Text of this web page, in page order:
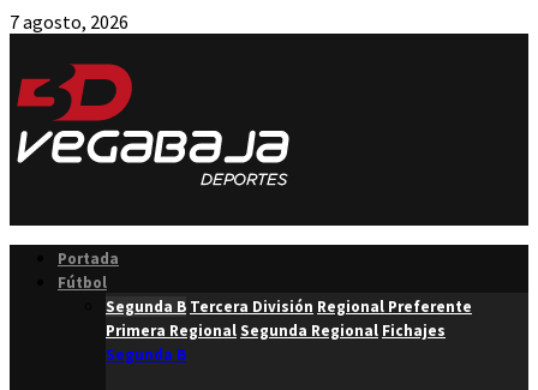
7 agosto, 2026
Portada
Fútbol
Segunda B Tercera División Regional Preferente
Primera RegionalSegunda Regional Fichajes
Segunda B